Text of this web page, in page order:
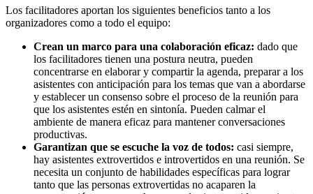
Los facilitadores aportan los siguientes beneficios tanto a los
organizadores como a todo el equipo:
Crean un marco para una colaboración eficaz: dado que
los facilitadores tienen una postura neutra, pueden
concentrarse en elaborar y compartir la agenda, preparar a los
asistentes con anticipación para los temas que van a abordarse
y establecer un consenso sobre el proceso de la reunión para
que los asistentes estén en sintonía. Pueden calmar el
ambiente de manera eficaz para mantener conversaciones
productivas.
Garantizan que se escuche la voz de todos: casi siempre,
hay asistentes extrovertidos e introvertidos en una reunión. Se
necesita un conjunto de habilidades específicas para lograr
tanto que las personas extrovertidas no acaparen la